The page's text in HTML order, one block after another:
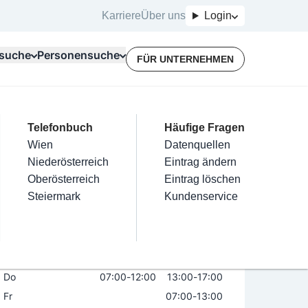
KarriereÜber uns Login
Kategorien
Friseur
Nägel
Haarentfernung
Make-Up
Für Unternehmer
Terminbuchung
Kostenlose Beratung
Top Branchen
Elektriker
Installateure
Maler & Lackierer
Branchen A-Z
Mein Firmeneintrag
Eintrag hinzufügen
Eintrag beanspruchen
Eintrag verwalten
Eintrag bewerben
Personensuche
Telefonbuch
Wien
Niederösterreich
Oberösterreich
Steiermark
Häufige Fragen
Datenquellen
Eintrag ändern
Eintrag löschen
Kundenservice
FÜR UNTERNEHMEN
GmbH
Öffnungszeiten
Do
07:00-12:00 13:00-17:00
Fr
07:00-13:00